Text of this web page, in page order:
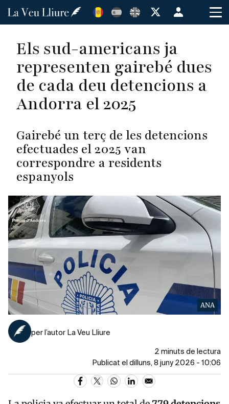
Vés
Menú
de
de
usuario
Els sud-americans ja
representen gairebé dues
de cada deu detencions a
Andorra el 2025
Gairebé un terç de les detencions
efectuades el 2025 van
correspondre a residents
espanyols
ANA
per l’autor La Veu Lliure
2 minuts de lectura
Publicat el dilluns, 8 juny 2026 - 10:06